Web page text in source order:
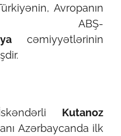
Avropanın
cəmiyyətlərinin
Kutanoz
Azərbaycanda ilk